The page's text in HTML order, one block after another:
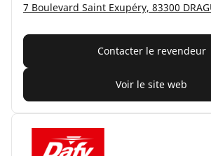
7 Boulevard Saint Exupéry, 83300
Contacter le revendeur
Voir le site web